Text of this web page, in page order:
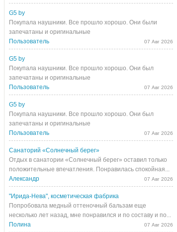
G5 by
Покупала наушники. Все прошло хорошо. Они были
запечатаны и оригинальные
Пользователь
07 Авг 2026
G5 by
Покупала наушники. Все прошло хорошо. Они был
запечатаны и оригинальные
Пользователь
07 Авг 2026
G5 by
Покупала наушники. Все прошло хорошо. Они был
запечатаны и оригинальные
Пользователь
07 Авг 2026
Санаторий «Солнечный берег»
Отдых в санатории «Солнечный берег» оставил только
положительные впечатления. Понравилась спокойная...
Александр
07 Авг 2026
"Ирида-Нева", косметическая фабрика
Попробовала медный оттеночный бальзам еще
несколько лет назад, мне понравился и по составу и по...
Полина
07 Авг 2026